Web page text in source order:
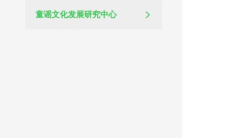
童谣文化发展研究中心 